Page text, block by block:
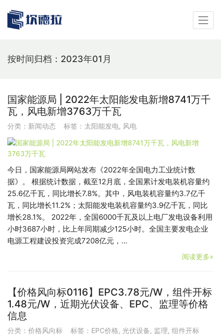
按时间归档：2023年01月
国家能源局 | 2022年太阳能发电新增8741万千
瓦，风电新增3763万千瓦
分类： 新闻动态 标签： 太阳能发电, 风电
今日，国家能源局网站发布《2022年全国电力工业统计数
据》。 根据统计数据，截至12月底，全国累计发电装机容量约
25.6亿千瓦，同比增长7.8%。其中，风电装机容量约3.7亿千
瓦，同比增长11.2%；太阳能发电装机容量约3.9亿千瓦，同比
增长28.1%。 2022年，全国6000千瓦及以上电厂发电设备利用
小时3687小时，比上年同期减少125小时。全国主要发电企业
电源工程建设投资完成7208亿元，…
阅读更多»
【价格风向标0116】EPC3.78元/W，组件开标
1.48元/W，近期光伏设备、EPC、监理等价格
信息
分类： 价格风向标 标签： EPC价格, 光伏设备, 监理, 组件开标